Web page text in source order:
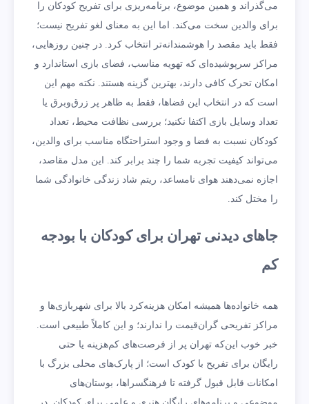
می‌گذراند و همین موضوع، برنامه‌ریزی برای تفریح کودکان را
برای والدین سخت می‌کند. اما این به معنای لغو تفریح نیست؛
فقط باید مقصد را هوشمندانه‌تر انتخاب کرد. در چنین روزهایی،
مراکز سرپوشیده‌ای که تهویه مناسب، فضای بازی استاندارد و
امکان تحرک کافی دارند، بهترین گزینه هستند. نکته مهم این
است که در انتخاب این فضاها، فقط به ظاهر پر زرق‌وبرق یا
تعداد وسایل بازی اکتفا نکنید؛ بررسی نظافت محیط، تعداد
کودکان نسبت به فضا و وجود استراحتگاه مناسب برای والدین،
می‌تواند کیفیت تجربه شما را چند برابر کند. این مدل مقاصد،
اجازه نمی‌دهند هوای نامساعد، ریتم شاد زندگی خانوادگی شما
را مختل کند.
جاهای دیدنی تهران برای کودکان با بودجه
کم
همه خانواده‌ها همیشه امکان هزینه‌کرد بالا برای شهربازی‌ها و
مراکز تفریحی گران‌قیمت را ندارند؛ و این کاملاً طبیعی است.
خبر خوب این‌که تهران پر از فرصت‌های کم‌هزینه یا حتی
رایگان برای تفریح با کودک است؛ از پارک‌های محلی بزرگ با
امکانات قابل قبول گرفته تا فرهنگسراها، بوستان‌های